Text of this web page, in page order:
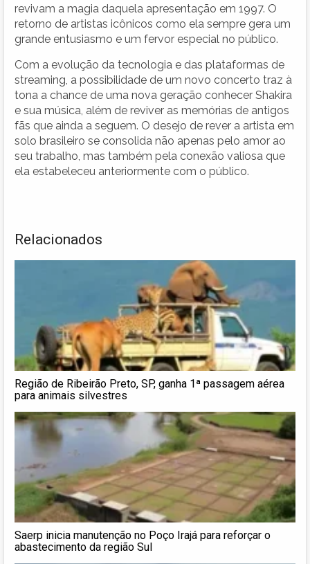
revivam a magia daquela apresentação em 1997. O
retorno de artistas icônicos como ela sempre gera um
grande entusiasmo e um fervor especial no público.
Com a evolução da tecnologia e das plataformas de
streaming, a possibilidade de um novo concerto traz à
tona a chance de uma nova geração conhecer Shakira
e sua música, além de reviver as memórias de antigos
fãs que ainda a seguem. O desejo de rever a artista em
solo brasileiro se consolida não apenas pelo amor ao
seu trabalho, mas também pela conexão valiosa que
ela estabeleceu anteriormente com o público.
Relacionados
Região de Ribeirão Preto, SP, ganha 1ª passagem aérea
para animais silvestres
Saerp inicia manutenção no Poço Irajá para reforçar o
abastecimento da região Sul